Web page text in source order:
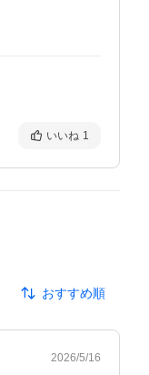
いいね 1
おすすめ順
2026/5/16